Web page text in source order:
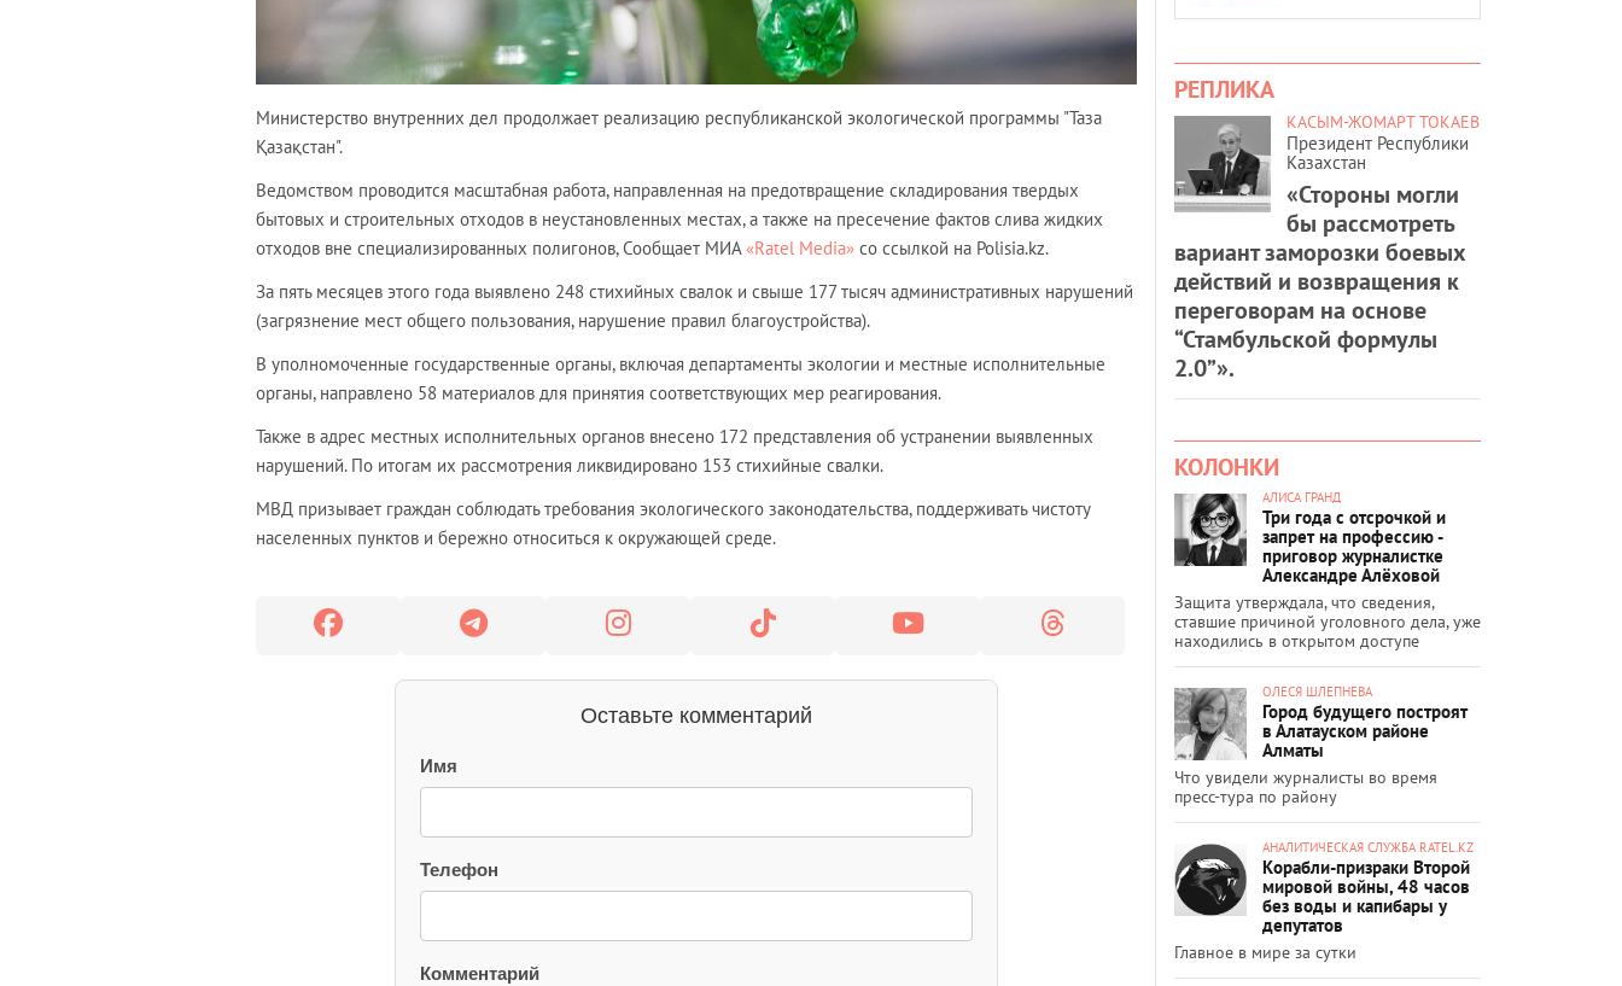
Министерство внутренних дел продолжает реализацию республиканской экологической программы "Таза
Қазақстан".
Ведомством проводится масштабная работа, направленная на предотвращение складирования твердых
бытовых и строительных отходов в неустановленных местах, а также на пресечение фактов слива жидких
отходов вне специализированных полигонов, Сообщает МИА«Ratel Media» со ссылкой на Polisia.kz.
За пять месяцев этого года выявлено 248 стихийных свалок и свыше 177 тысяч административных нарушений
(загрязнение мест общего пользования, нарушение правил благоустройства).
В уполномоченные государственные органы, включая департаменты экологии и местные исполнительные
органы, направлено 58 материалов для принятия соответствующих мер реагирования.
Также в адрес местных исполнительных органов внесено 172 представления об устранении выявленных
нарушений. По итогам их рассмотрения ликвидировано 153 стихийные свалки.
МВД призывает граждан соблюдать требования экологического законодательства, поддерживать чистоту
населенных пунктов и бережно относиться к окружающей среде.
Оставьте комментарий
Имя
Телефон
Комментарий
РЕПЛИКА
КАСЫМ-ЖОМАРТ ТОКАЕВ
Президент Республики
Казахстан
«Стороны могли
бы рассмотреть
вариант заморозки боевых
действий и возвращения к
переговорам на основе
“Стамбульской формулы
2.0”».
КОЛОНКИ
АЛИСА ГРАНД
Три года с отсрочкой и
запрет на профессию -
приговор журналистке
Александре Алёховой
Защита утверждала, что сведения,
ставшие причиной уголовного дела, уже
находились в открытом доступе
ОЛЕСЯ ШЛЕПНЕВА
Город будущего построят
в Алатауском районе
Алматы
Что увидели журналисты во время
пресс-тура по району
АНАЛИТИЧЕСКАЯ СЛУЖБА RATEL.KZ
Корабли-призраки Второй
мировой войны, 48 часов
без воды и капибары у
депутатов
Главное в мире за сутки